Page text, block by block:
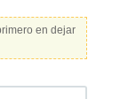
en dejar